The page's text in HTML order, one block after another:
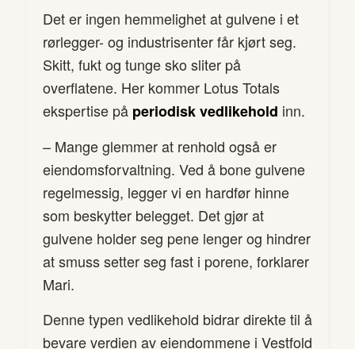
Det er ingen hemmelighet at gulvene i et
rørlegger- og industrisenter får kjørt seg.
Skitt, fukt og tunge sko sliter på
overflatene. Her kommer Lotus Totals
ekspertise på periodisk vedlikehold inn.
– Mange glemmer at renhold også er
eiendomsforvaltning. Ved å bone gulvene
regelmessig, legger vi en hardfør hinne
som beskytter belegget. Det gjør at
gulvene holder seg pene lenger og hindrer
at smuss setter seg fast i porene, forklarer
Mari.
Denne typen vedlikehold bidrar direkte til å
bevare verdien av eiendommene i Vestfold